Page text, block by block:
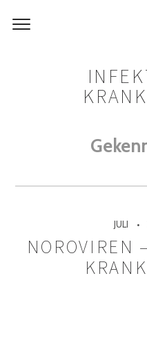
JULI
NOROVIREN